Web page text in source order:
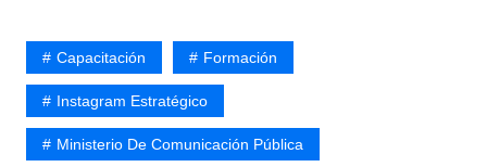
Capacitación Formación
Instagram Estratégico
Ministerio De Comunicación Pública